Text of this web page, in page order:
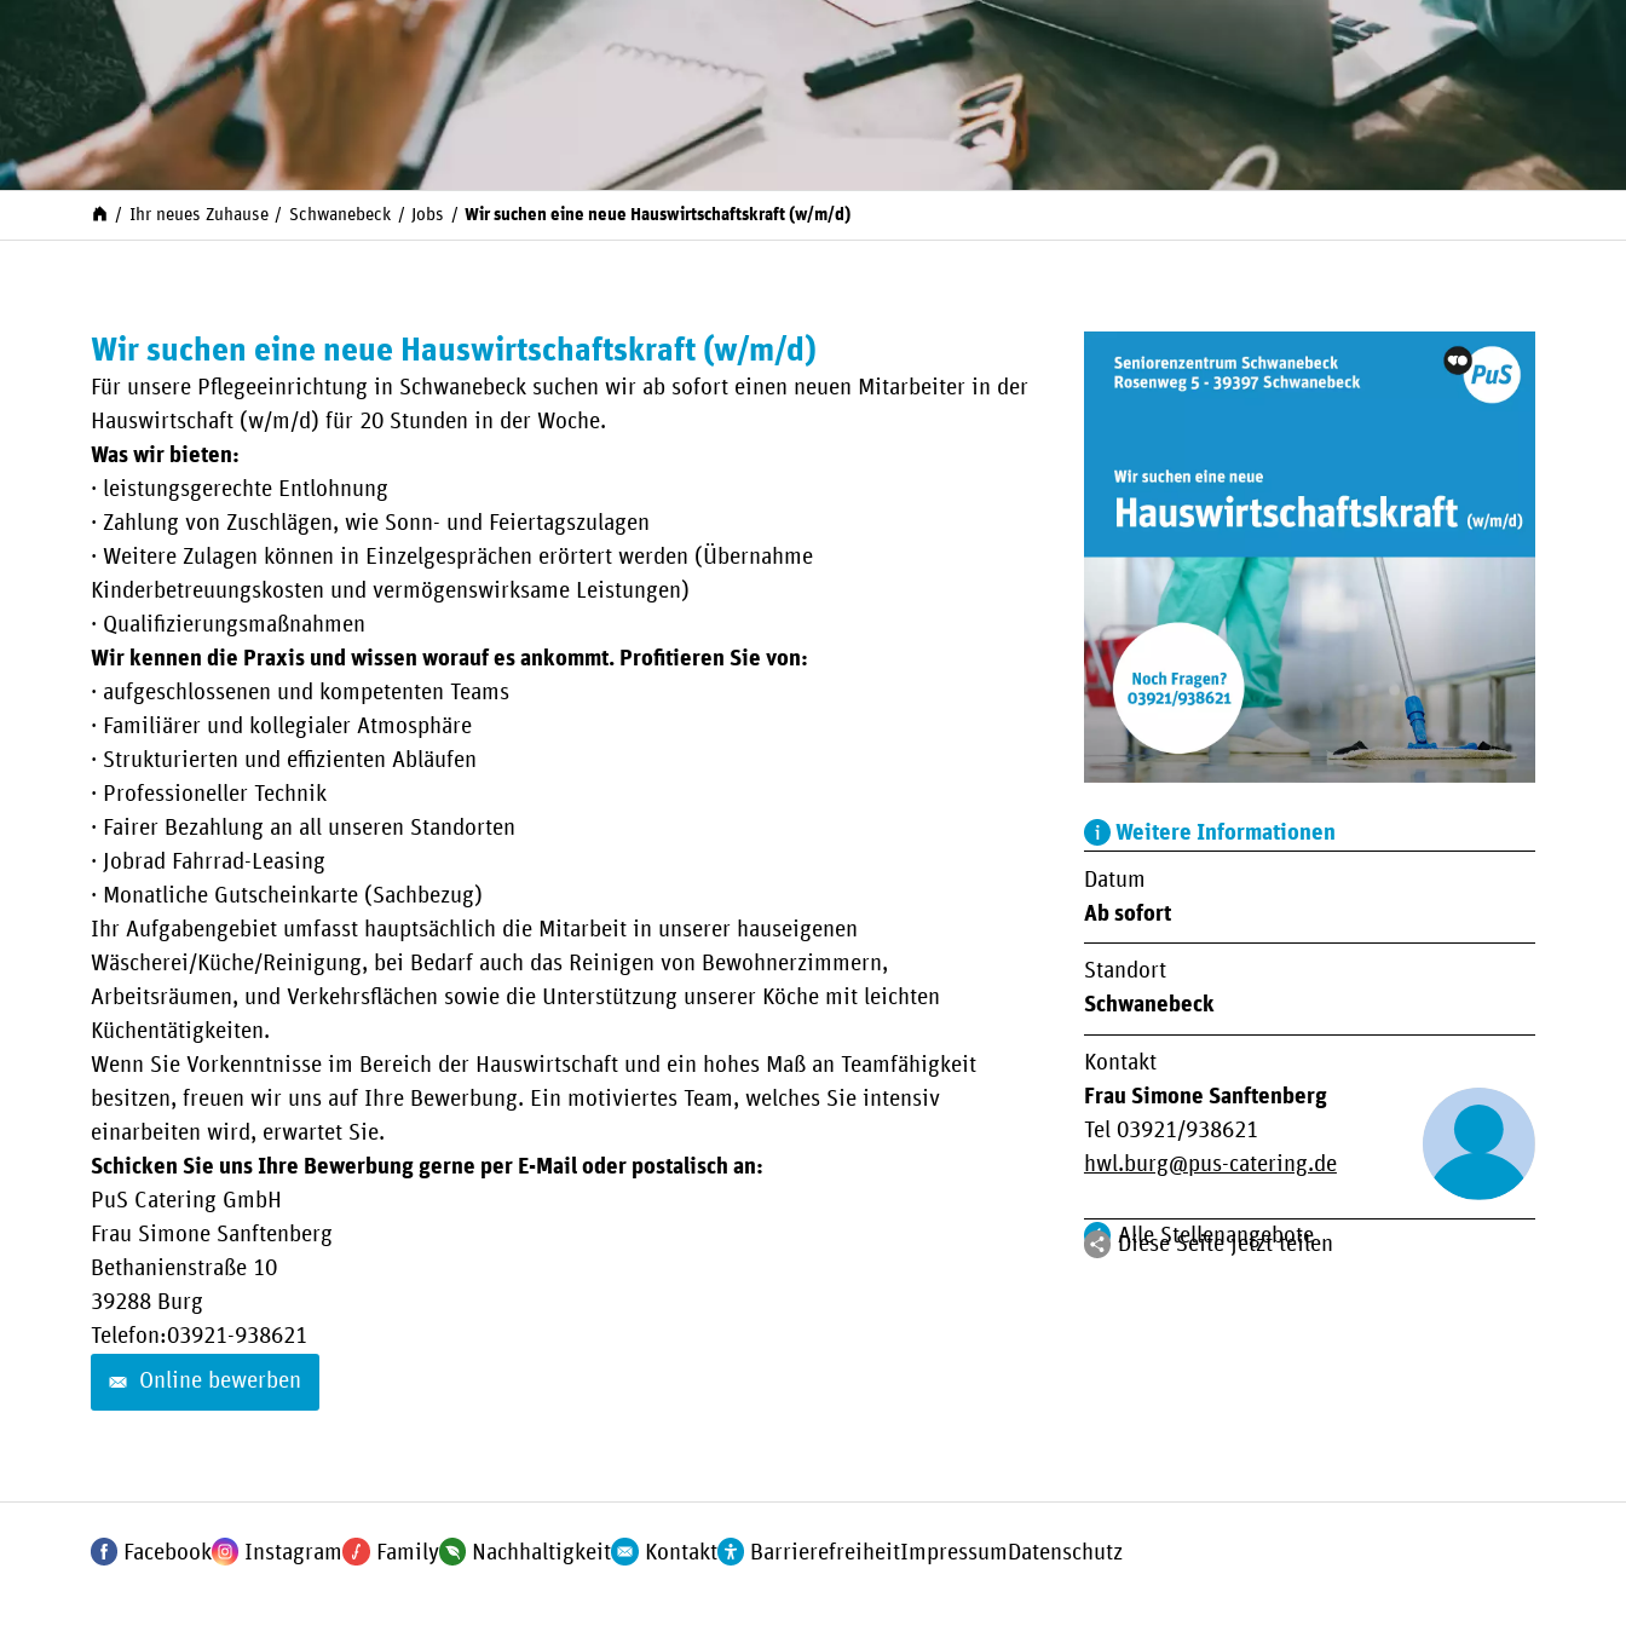
Ihr neues Zuhause Schwanebeck Jobs Wir suchen eine neue Hauswirtschaftskraft (w/m/d)
Wir suchen eine neue Hauswirtschaftskraft (w/m/d)
Für unsere Pflegeeinrichtung in Schwanebeck suchen wir ab sofort einen neuen Mitarbeiter in der
Hauswirtschaft (w/m/d) für 20 Stunden in der Woche.
Was wir bieten:
· leistungsgerechte Entlohnung
· Zahlung von Zuschlägen, wie Sonn- und Feiertagszulagen
· Weitere Zulagen können in Einzelgesprächen erörtert werden (Übernahme
Kinderbetreuungskosten und vermögenswirksame Leistungen)
· Qualifizierungsmaßnahmen
Wir kennen die Praxis und wissen worauf es ankommt. Profitieren Sie von:
· aufgeschlossenen und kompetenten Teams
· Familiärer und kollegialer Atmosphäre
· Strukturierten und effizienten Abläufen
· Professioneller Technik
· Fairer Bezahlung an all unseren Standorten
· Jobrad Fahrrad-Leasing
· Monatliche Gutscheinkarte (Sachbezug)
Ihr Aufgabengebiet umfasst hauptsächlich die Mitarbeit in unserer hauseigenen
Wäscherei/Küche/Reinigung, bei Bedarf auch das Reinigen von Bewohnerzimmern,
Arbeitsräumen, und Verkehrsflächen sowie die Unterstützung unserer Köche mit leichten
Küchentätigkeiten.
Wenn Sie Vorkenntnisse im Bereich der Hauswirtschaft und ein hohes Maß an Teamfähigkeit
besitzen, freuen wir uns auf Ihre Bewerbung. Ein motiviertes Team, welches Sie intensiv
einarbeiten wird, erwartet Sie.
Schicken Sie uns Ihre Bewerbung gerne per E-Mail oder postalisch an:
PuS Catering GmbH
Frau Simone Sanftenberg
Bethanienstraße 10
39288 Burg
Telefon:03921-938621
Online bewerben
Weitere Informationen
Datum
Ab sofort
Standort
Schwanebeck
Kontakt
Frau Simone Sanftenberg
Tel 03921/938621
hwl.burg
pus-catering.de
Alle Stellenangebote
Diese Seite jetzt teilen
Facebook Instagram Family Nachhaltigkeit Kontakt BarrierefreiheitImpressum Datenschutz